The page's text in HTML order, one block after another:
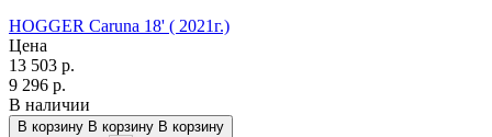
HOGGER Caruna 18' ( 2021г.)
Цена
13 503 р.
9 296 р.
В наличии
В корзину В корзину В корзину